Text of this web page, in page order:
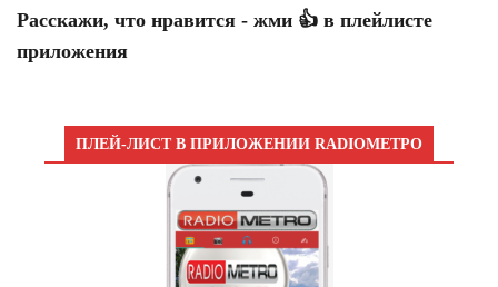
Расскажи, что нравится - жми 👍 в плейлисте
приложения
ПЛЕЙ-ЛИСТ В ПРИЛОЖЕНИИ RADIOМЕТРО